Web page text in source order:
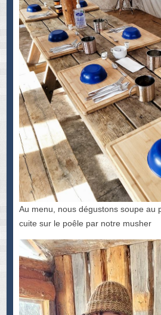
Au menu, nous dégustons soupe au
cuite sur le poêle par notre musher